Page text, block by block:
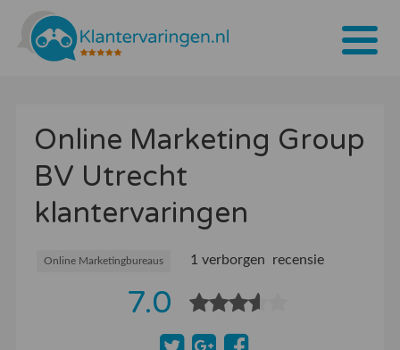
Tarieven
Bedrijven
Over ons
Blogs
Online Marketing Group
BV Utrecht
klantervaringen
Online Marketingbureaus 1 verborgen recensie
7.0